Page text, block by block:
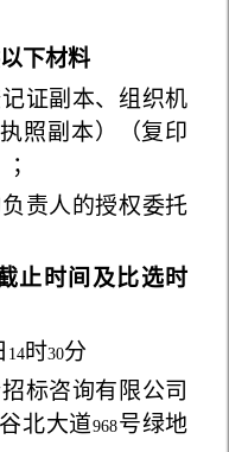
下材料
证副本、组织机
照副本）（复印
责人的授权委托
止时间及比选时
14时30分
标咨询有限公司
北大道968号绿地